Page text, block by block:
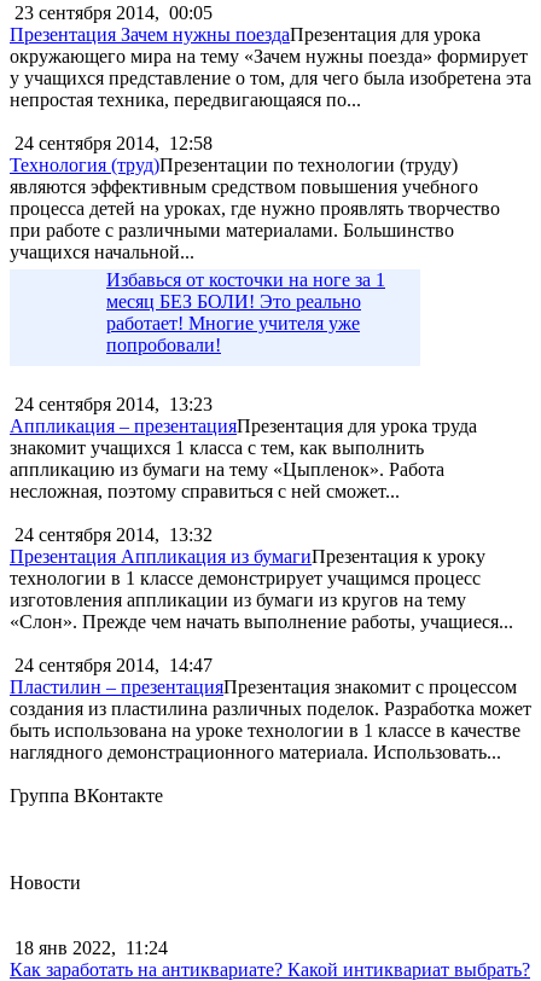
23 сентября 2014, 00:05
Презентация Зачем нужны поездаПрезентация для урока
окружающего мира на тему «Зачем нужны поезда» формирует
у учащихся представление о том, для чего была изобретена эта
непростая техника, передвигающаяся по...
24 сентября 2014, 12:58
Технология (труд)Презентации по технологии (труду)
являются эффективным средством повышения учебного
процесса детей на уроках, где нужно проявлять творчество
при работе с различными материалами. Большинство
учащихся начальной...
Избавься от косточки на ноге за 1
месяц БЕЗ БОЛИ! Это реально
работает! Многие учителя уже
попробовали!
24 сентября 2014, 13:23
Аппликация – презентацияПрезентация для урока труда
знакомит учащихся 1 класса с тем, как выполнить
аппликацию из бумаги на тему «Цыпленок». Работа
несложная, поэтому справиться с ней сможет...
24 сентября 2014, 13:32
Презентация Аппликация из бумагиПрезентация к уроку
технологии в 1 классе демонстрирует учащимся процесс
изготовления аппликации из бумаги из кругов на тему
«Слон». Прежде чем начать выполнение работы, учащиеся...
24 сентября 2014, 14:47
Пластилин – презентацияПрезентация знакомит с процессом
создания из пластилина различных поделок. Разработка может
быть использована на уроке технологии в 1 классе в качестве
наглядного демонстрационного материала. Использовать...
Группа ВКонтакте
Новости
18 янв 2022, 11:24
Как заработать на антиквариате? Какой интиквариат выбрать?